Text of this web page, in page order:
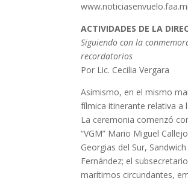
ACTIVIDADES DE LA
Siguiendo con la
recordatorios
Por Lic. Cecilia Vergara
Asimismo, en el mismo
fílmica itinerante relativa a
La ceremonia comenzó
“VGM” Mario Miguel
Georgias del Sur,
Fernández; el
marítimos circundantes,